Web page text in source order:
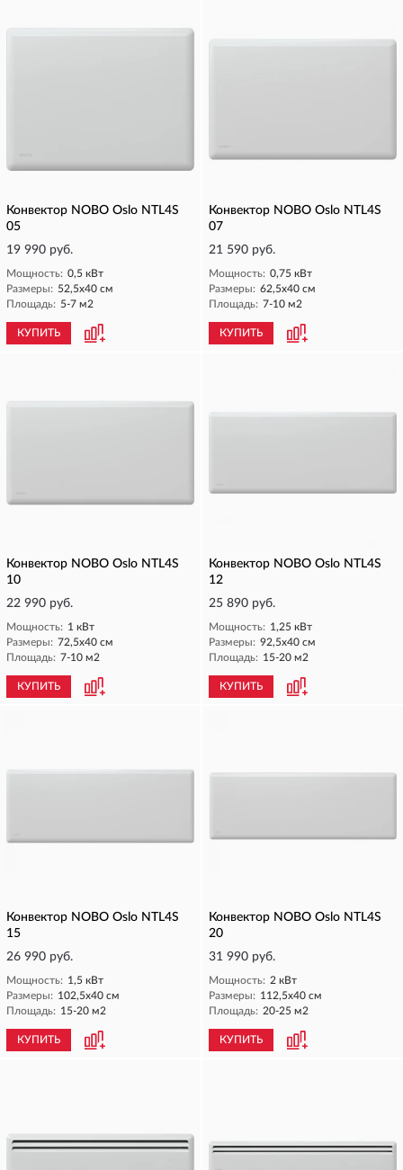
Конвектор NOBO Oslo NTL4S
05
19 990 руб.
Мощность: 0,5 кВт
Размеры: 52,5х40 см
Площадь: 5-7 м2
КУПИТЬ
Конвектор NOBO Oslo NTL4S
07
21 590 руб.
Мощность: 0,75 кВт
Размеры: 62,5х40 см
Площадь: 7-10 м2
КУПИТЬ
Конвектор NOBO Oslo NTL4S
10
22 990 руб.
Мощность: 1 кВт
Размеры: 72,5х40 см
Площадь: 7-10 м2
КУПИТЬ
Конвектор NOBO Oslo NTL4S
12
25 890 руб.
Мощность: 1,25 кВт
Размеры: 92,5х40 см
Площадь: 15-20 м2
КУПИТЬ
Конвектор NOBO Oslo NTL4S
15
26 990 руб.
Мощность: 1,5 кВт
Размеры: 102,5х40 см
Площадь: 15-20 м2
КУПИТЬ
Конвектор NOBO Oslo NTL4S
20
31 990 руб.
Мощность: 2 кВт
Размеры: 112,5х40 см
Площадь: 20-25 м2
КУПИТЬ